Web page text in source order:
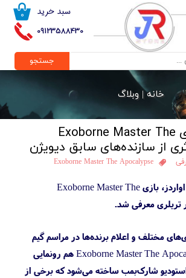
09123588430
۰ سبد خرید
جستجو
خانه |وبلاگ
تریلر معرفی بازی Exoborne Master The
Exoborne Master The Apocalypse
در جریان رویداد گیم اواردز، بازی Exoborne Master The
مختلف و اعلام برنده‌ها در مراسم گیم
اواردز، از بازی Exoborne Master The Apocalypse هم رونمایی
شارک‌بمب ساخته می‌شود که برخی از